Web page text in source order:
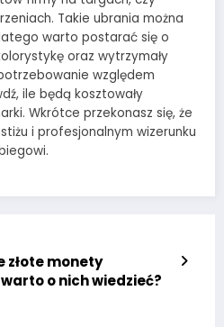
Takie ubrania można
warto postarać się o
oraz wytrzymały
względem
ile będą kosztowały
Wkrótce przekonasz się, że
i profesjonalnym wizerunku
monety
o nich wiedzieć?